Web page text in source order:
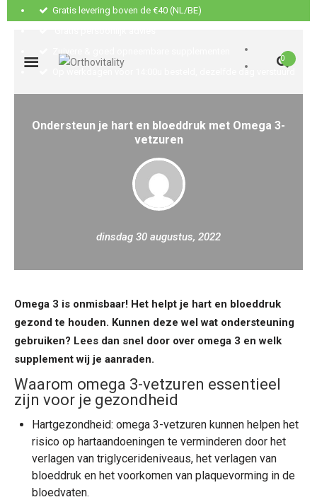
Gratis levering boven de €40 (NL/BE)
Zuivere & goed opneembare supplementen
0
Ondersteun je hart en bloeddruk met Omega 3-
vetzuren
dinsdag 30 augustus, 2022
Omega 3 is onmisbaar! Het helpt je hart en bloeddruk
gezond te houden. Kunnen deze wel wat ondersteuning
gebruiken? Lees dan snel door over omega 3 en welk
supplement wij je aanraden.
Waarom omega 3-vetzuren essentieel
zijn voor je gezondheid
Hartgezondheid: omega 3-vetzuren kunnen helpen het
risico op hartaandoeningen te verminderen door het
verlagen van triglycerideniveaus, het verlagen van
bloeddruk en het voorkomen van plaquevorming in de
bloedvaten.